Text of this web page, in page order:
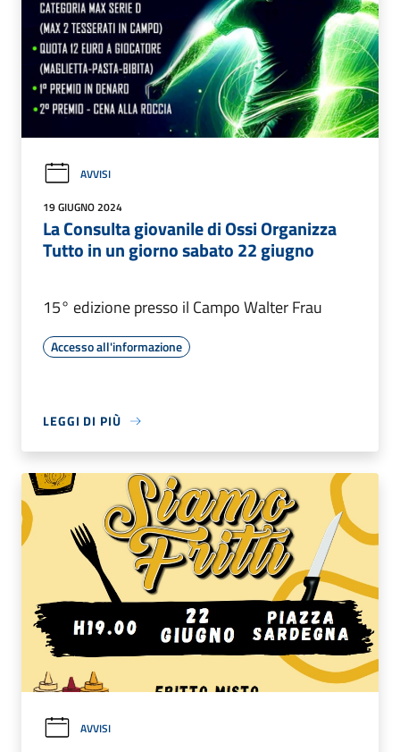
AVVISI
19 GIUGNO 2024
La Consulta giovanile di Ossi Organizza
Tutto in un giorno sabato 22 giugno
15° edizione presso il Campo Walter Frau
Accesso all'informazione
LEGGI DI PIÙ
AVVISI